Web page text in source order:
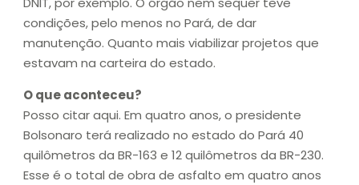
condições, pelo menos no Pará, de dar
manutenção. Quanto mais viabilizar projetos que
estavam na carteira do estado.
O que aconteceu?
Posso citar aqui. Em quatro anos, o presidente
Bolsonaro terá realizado no estado do Pará 40
quilômetros da BR-163 e 12 quilômetros da BR-230.
Esse é o total de obra de asfalto em quatro anos